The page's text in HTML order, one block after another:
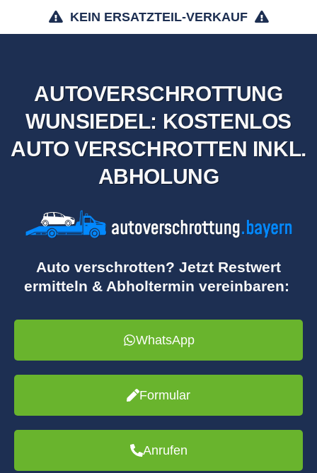
KEIN ERSATZTEIL-VERKAUF
AUTOVERSCHROTTUNG
WUNSIEDEL: KOSTENLOS
AUTO VERSCHROTTEN INKL.
ABHOLUNG
Auto verschrotten? Jetzt Restwert
ermitteln & Abholtermin vereinbaren:
WhatsApp
Formular
Anrufen